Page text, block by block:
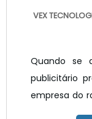
VEX
Quando se
publicitário
empresa do
um